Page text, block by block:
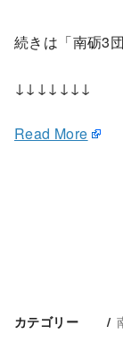
続きは「南砺3
↓↓↓↓↓↓↓
Read More
カテゴリー